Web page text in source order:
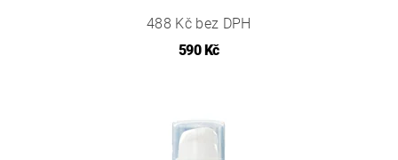
488 Kč bez DPH
590 Kč